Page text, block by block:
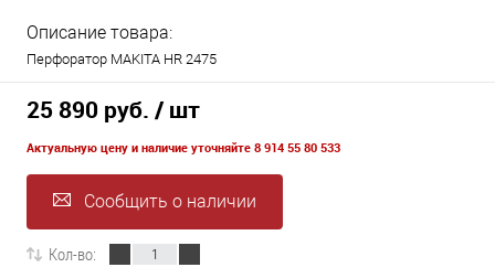
Описание товара:
Перфоратор MAKITA HR 2475
25 890 руб. / шт
Актуальную цену и наличие уточняйте 8 914 55 80 533
Сообщить о наличии
Кол-во: